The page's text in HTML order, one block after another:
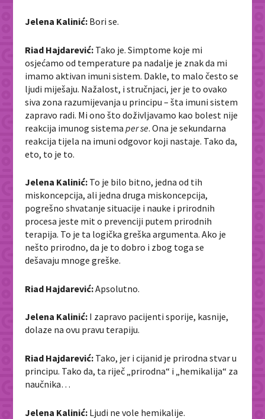
Jelena Kalinić: Bori se.
Riad Hajdarević: Tako je. Simptome koje mi
osjećamo od temperature pa nadalje je znak da mi
imamo aktivan imuni sistem. Dakle, to malo često se
ljudi miješaju. Nažalost, i stručnjaci, jer je to ovako
siva zona razumijevanja u principu – šta imuni sistem
zapravo radi. Mi ono što doživljavamo kao bolest nije
reakcija imunog sistemaper se. Ona je sekundarna
reakcija tijela na imuni odgovor koji nastaje. Tako da,
eto, to je to.
Jelena Kalinić: To je bilo bitno, jedna od tih
miskoncepcija, ali jedna druga miskoncepcija,
pogrešno shvatanje situacije i nauke i prirodnih
procesa jeste mit o prevenciji putem prirodnih
terapija. To je ta logička greška argumenta. Ako je
nešto prirodno, da je to dobro i zbog toga se
dešavaju mnoge greške.
Riad Hajdarević:Apsolutno.
Jelena Kalinić: I zapravo pacijenti sporije, kasnije,
dolaze na ovu pravu terapiju.
Riad Hajdarević: Tako, jer i cijanid je prirodna stvar u
principu. Tako da, ta riječ „prirodna“ i „hemikalija“ za
naučnika…
Jelena Kalinić: Ljudi ne vole hemikalije.